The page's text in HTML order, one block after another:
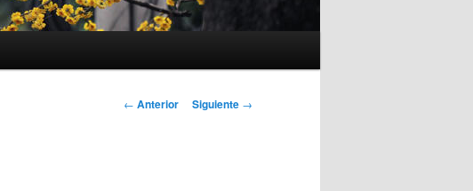
Navegación
← Anterior Siguiente →